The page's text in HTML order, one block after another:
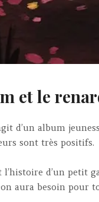
et le
d’un album
sont très positifs.
l’histoire d’un
aura besoin pour